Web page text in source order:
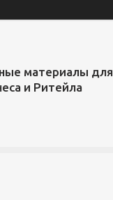
материалы для
и Ритейла